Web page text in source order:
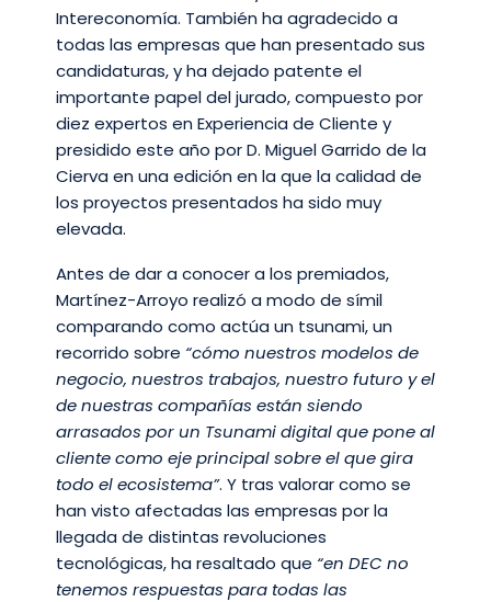
Intereconomía. También ha agradecido a
todas las empresas que han presentado sus
candidaturas, y ha dejado patente el
importante papel del jurado, compuesto por
diez expertos en Experiencia de Cliente y
presidido este año por D. Miguel Garrido de la
Cierva en una edición en la que la calidad de
los proyectos presentados ha sido muy
elevada.
Antes de dar a conocer a los premiados,
Martínez-Arroyo realizó a modo de símil
comparando como actúa un tsunami, un
recorrido sobre “cómo nuestros modelos de
negocio, nuestros trabajos, nuestro futuro y el
de nuestras compañías están siendo
arrasados por un Tsunami digital que pone al
cliente como eje principal sobre el que gira
todo el ecosistema”. Y tras valorar como se
han visto afectadas las empresas por la
llegada de distintas revoluciones
tecnológicas, ha resaltado que “en DEC no
tenemos respuestas para todas las